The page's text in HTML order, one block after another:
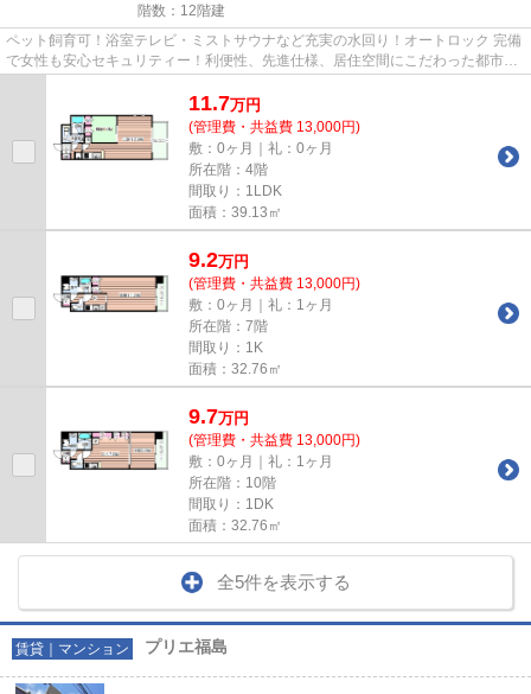
階数：12階建
ペット飼育可！浴室テレビ・ミストサウナなど充実の水回り！オートロック 完備
で女性も安心セキュリティー！利便性、先進仕様、居住空間にこだわった都市型
11.7万円
(管理費・共益費 13,000円)
敷：0ヶ月｜礼：0ヶ月
所在階：4階
間取り：1LDK
面積：39.13㎡
9.2万円
(管理費・共益費 13,000円)
敷：0ヶ月｜礼：1ヶ月
所在階：7階
間取り：1K
面積：32.76㎡
9.7万円
(管理費・共益費 13,000円)
敷：0ヶ月｜礼：1ヶ月
所在階：10階
間取り：1DK
面積：32.76㎡
全5件を表示する
賃貸｜マンション プリエ福島